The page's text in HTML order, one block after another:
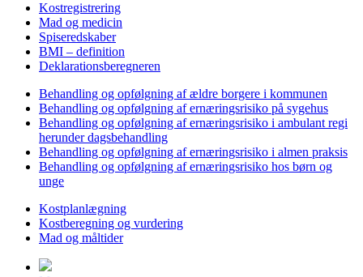
Kostregistrering
Mad og medicin
Spiseredskaber
BMI – definition
Deklarationsberegneren
Behandling og opfølgning af ældre borgere i kommunen
Behandling og opfølgning af ernæringsrisiko på sygehus
Behandling og opfølgning af ernæringsrisiko i ambulant regi
herunder dagsbehandling
Behandling og opfølgning af ernæringsrisiko i almen praksis
Behandling og opfølgning af ernæringsrisiko hos børn og
unge
Kostplanlægning
Kostberegning og vurdering
Mad og måltider